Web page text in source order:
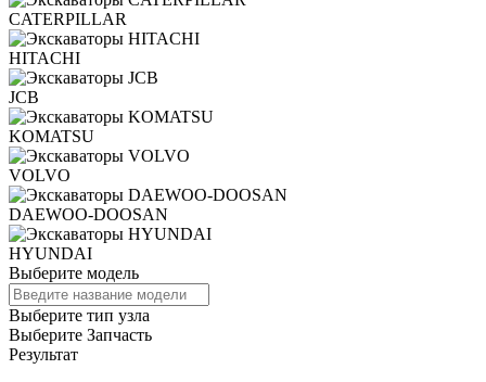
CATERPILLAR
HITACHI
JCB
KOMATSU
VOLVO
DAEWOO-DOOSAN
HYUNDAI
Выберите модель
Выберите тип узла
Выберите Запчасть
Результат